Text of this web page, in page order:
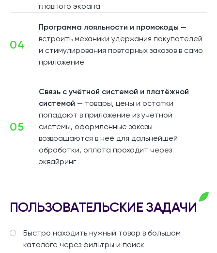
главного экрана
04
Программа лояльности и промокоды —
встроить механики удержания покупателей
и стимулирования повторных заказов в само
приложение
05
Связь с учётной системой и платёжной
системой — товары, цены и остатки
попадают в приложение из учётной
системы, оформленные заказы
возвращаются в неё для дальнейшей
обработки, оплата проходит через
эквайринг
ПОЛЬЗОВАТЕЛЬСКИЕ ЗАДАЧИ
Быстро находить нужный товар в большом
каталоге через фильтры и поиск